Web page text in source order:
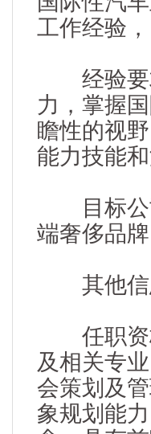
工作经验
经验要
力，掌握
瞻性的视
能力技能
目标公
端奢侈品牌
其他信
任职资
及相关专
会策划及
象规划能